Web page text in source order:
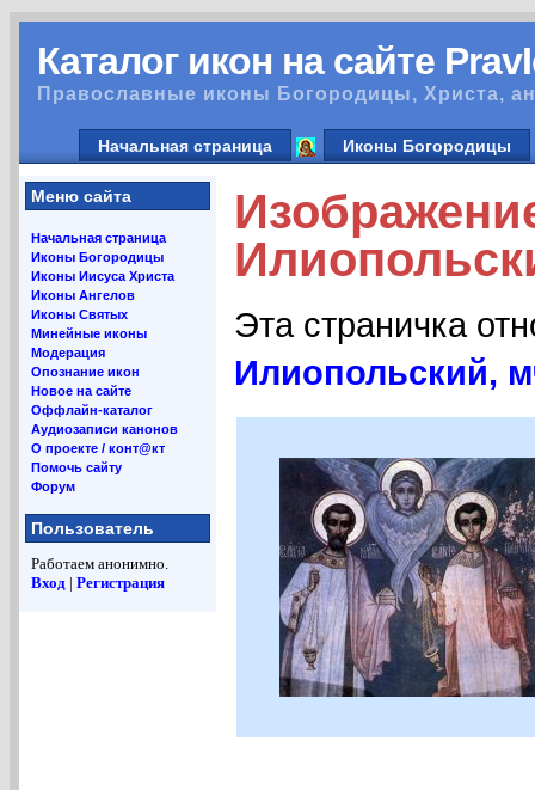
Каталог икон на сайте
Православные иконы Богородицы, Христа,
Начальная страница Иконы Богородицы
Меню сайта
Начальная страница
Иконы Богородицы
Иконы Иисуса Христа
Иконы Ангелов
Иконы Святых
Минейные иконы
Модерация
Опознание икон
Новое на сайте
Оффлайн-каталог
Аудиозаписи канонов
О проекте / конт@кт
Помочь сайту
Форум
Пользователь
Работаем анонимно.
Вход | Регистрация
Эта страничка
Илиопольский,